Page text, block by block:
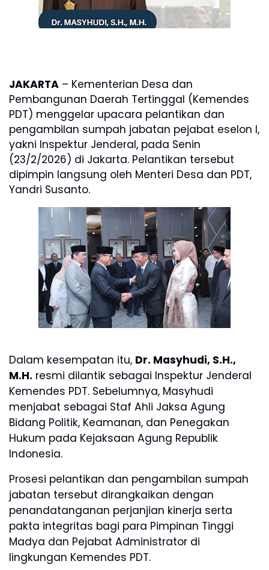
JAKARTA – Kementerian Desa dan
Pembangunan Daerah Tertinggal (Kemendes
PDT) menggelar upacara pelantikan dan
pengambilan sumpah jabatan pejabat eselon I,
yakni Inspektur Jenderal, pada Senin
(23/2/2026) di Jakarta. Pelantikan tersebut
dipimpin langsung oleh Menteri Desa dan PDT,
Yandri Susanto.
Dalam kesempatan itu, Dr. Masyhudi, S.H.,
M.H. resmi dilantik sebagai Inspektur Jenderal
Kemendes PDT. Sebelumnya, Masyhudi
menjabat sebagai Staf Ahli Jaksa Agung
Bidang Politik, Keamanan, dan Penegakan
Hukum pada Kejaksaan Agung Republik
Indonesia.
Prosesi pelantikan dan pengambilan sumpah
jabatan tersebut dirangkaikan dengan
penandatanganan perjanjian kinerja serta
pakta integritas bagi para Pimpinan Tinggi
Madya dan Pejabat Administrator di
lingkungan Kemendes PDT.